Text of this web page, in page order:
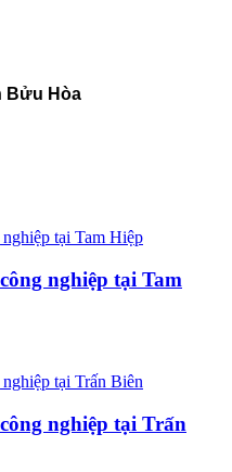
Bửu Hòa
nghiệp tại Tam
nghiệp tại Trấn